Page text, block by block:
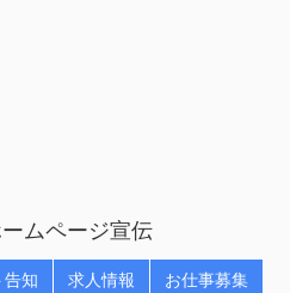
ムページ宣伝
知 求人情報
お仕事募集